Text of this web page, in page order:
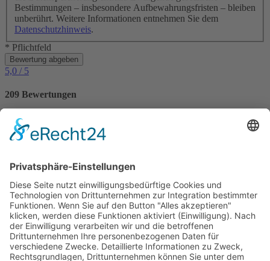
Bestimmungen – insbesondere Aufbewahrungsfristen – bleiben
unberührt. Weitere Informationen entnehmen Sie dem
Datenschutzhinweis.
* Pflichtfeld
Bewertung abgeben
5,0 / 5
209 Bewertungen
97 Ferienwohnungen / Ferienhäuser haben eine
Durchschnittsbewertung von
VILLTRAVEL
Hoegnerstraße 26
D-85290 Geisenfeld
E-Mail:kirmaier@villtravel.de
+49 (0)8452 8739